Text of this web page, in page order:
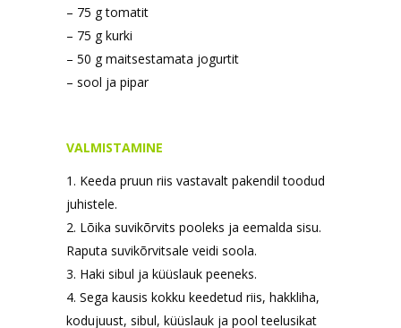
– 75 g tomatit
– 75 g kurki
– 50 g maitsestamata jogurtit
– sool ja pipar
VALMISTAMINE
1. Keeda pruun riis vastavalt pakendil toodud
juhistele.
2. Lõika suvikõrvits pooleks ja eemalda sisu.
Raputa suvikõrvitsale veidi soola.
3. Haki sibul ja küüslauk peeneks.
4. Sega kausis kokku keedetud riis, hakkliha,
kodujuust, sibul, küüslauk ja pool teelusikat